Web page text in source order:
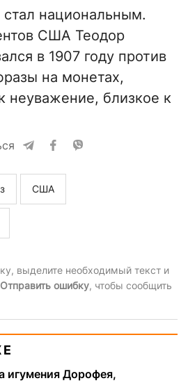
стал национальным.
США Теодор
в 1907 году против
на монетах,
неуважение, близкое к
США
выделите необходимый текст и
Отправить ошибку, чтобы сообщить
игумения Дорофея,